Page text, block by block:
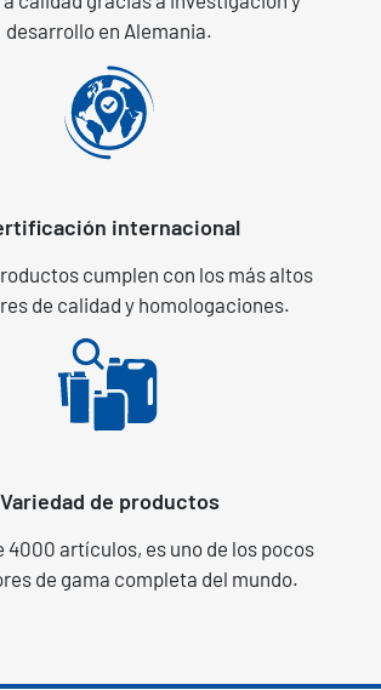
desarrollo en Alemania.
internacional
cumplen con los más altos
de calidad y homologaciones.
Variedad de productos
4000 artículos, es uno de los pocos
de gama completa del mundo.